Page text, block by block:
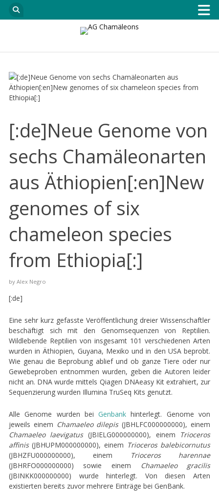
[:de]Neue Genome von
sechs Chamäleonarten
aus Äthiopien[:en]New
genomes of six
chameleon species
from Ethiopia[:]
by Alex Negro
[:de]
Eine sehr kurz gefasste Veröffentlichung dreier Wissenschaftler
beschäftigt sich mit den Genomsequenzen von Reptilien.
Wildlebende Reptilien von insgesamt 101 verschiedenen Arten
wurden in Äthiopien, Guyana, Mexiko und in den USA beprobt.
Wie genau die Beprobung ablief und ob ganze Tiere oder nur
Gewebeproben entnommen wurden, geben die Autoren leider
nicht an. DNA wurde mittels Qiagen DNAeasy Kit extrahiert, zur
Sequenzierung wurden Illumina TruSeq Kits genutzt.
Alle Genome wurden beiGenbank hinterlegt. Genome von
jeweils einem Chamaeleo dilepis(JBHLFC000000000), einem
Chamaeleo laevigatus(JBIELG000000000), einem
Trioceros
affinis(JBHUPM000000000), einem Trioceros balebicornutus
(JBHZFU000000000), einem
Trioceros harennae
(JBHRFO000000000) sowie einem
Chamaeleo gracilis
(JBINKK000000000) wurde hinterlegt. Von diesen Arten
existierten bereits zuvor mehrere Einträge bei GenBank.